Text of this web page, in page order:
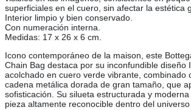
superficiales en el cuero, sin afectar la estética
Interior limpio y bien conservado.
Con numeración interna.
Medidas: 17 x 26 x 6 cm.
Icono contemporáneo de la maison, este
Chain Bag destaca por su inconfundible diseño
acolchado en cuero verde vibrante, combinado
cadena metálica dorada de gran tamaño, que
sofisticación. Su silueta estructurada y
pieza altamente reconocible dentro del